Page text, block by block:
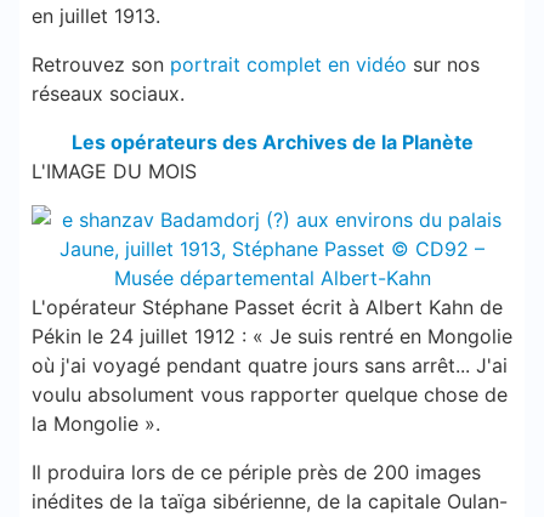
en juillet 1913.
Retrouvez son portrait complet en vidéo sur nos
réseaux sociaux.
Les opérateurs des Archives de la Planète
L'IMAGE DU MOIS
L'opérateur Stéphane Passet écrit à Albert Kahn de
Pékin le 24 juillet 1912 : « Je suis rentré en Mongolie
où j'ai voyagé pendant quatre jours sans arrêt... J'ai
voulu absolument vous rapporter quelque chose de
la Mongolie ».
Il produira lors de ce périple près de 200 images
inédites de la taïga sibérienne, de la capitale Oulan-